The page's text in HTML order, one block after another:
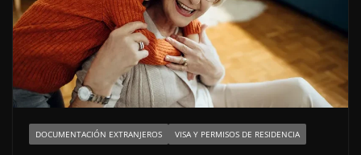
DOCUMENTACIÓN EXTRANJEROS VISA Y PERMISOS DE RESIDENCIA